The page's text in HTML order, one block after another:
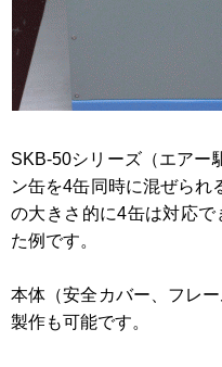
SKB-50シリーズ（エアー
ン缶を4缶同時に混ぜられ
の大きさ的に4缶は対応
た例です。
本体（安全カバー、フレ
製作も可能です。